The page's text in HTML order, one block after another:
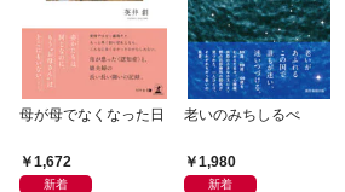
母が母でなくなった日
1,672
新着
老いのみちしるべ
1,980
新着